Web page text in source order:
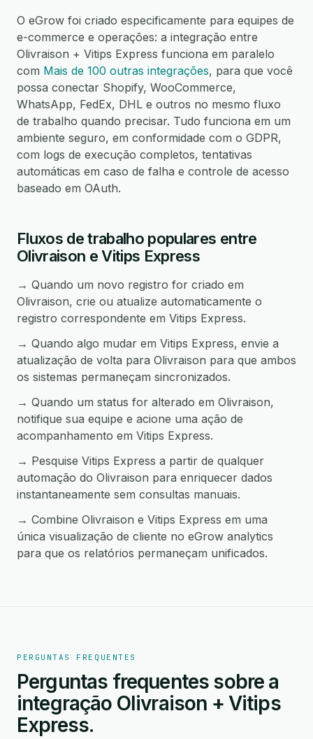
O eGrow foi criado especificamente para equipes de
e-commerce e operações: a integração entre
Olivraison + Vitips Express funciona em paralelo
com Mais de 100 outras integrações, para que você
possa conectar Shopify, WooCommerce,
WhatsApp, FedEx, DHL e outros no mesmo fluxo
de trabalho quando precisar. Tudo funciona em um
ambiente seguro, em conformidade com o GDPR,
com logs de execução completos, tentativas
automáticas em caso de falha e controle de acesso
baseado em OAuth.
Fluxos de trabalho populares entre
Olivraison e Vitips Express
→ Quando um novo registro for criado em
Olivraison, crie ou atualize automaticamente o
registro correspondente em Vitips Express.
→ Quando algo mudar em Vitips Express, envie a
atualização de volta para Olivraison para que ambos
os sistemas permaneçam sincronizados.
→ Quando um status for alterado em Olivraison,
notifique sua equipe e acione uma ação de
acompanhamento em Vitips Express.
→ Pesquise Vitips Express a partir de qualquer
automação do Olivraison para enriquecer dados
instantaneamente sem consultas manuais.
→ Combine Olivraison e Vitips Express em uma
única visualização de cliente no eGrow analytics
para que os relatórios permaneçam unificados.
PERGUNTAS FREQUENTES
Perguntas frequentes sobre a
integração Olivraison + Vitips
Express.